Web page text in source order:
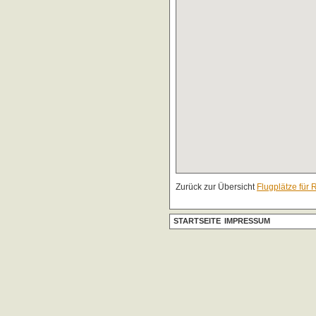
Zurück zur Übersicht Flugplätze für
STARTSEITE IMPRESSUM